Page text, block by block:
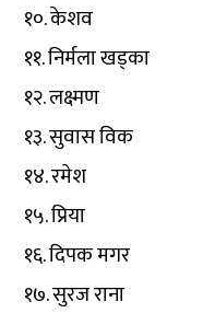
१०. केशव
११. निर्मला खड्का
१२. लक्ष्मण
१३. सुवास विक
१४. रमेश
१५. प्रिया
१६. दिपक मगर
१७. सुरज राना